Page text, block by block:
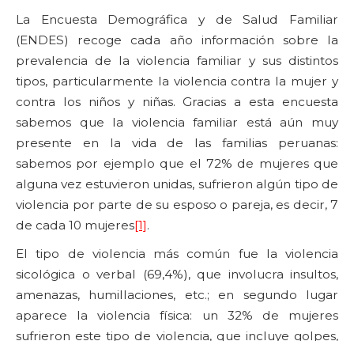
La Encuesta Demográfica y de Salud Familiar
(ENDES) recoge cada año información sobre la
prevalencia de la violencia familiar y sus distintos
tipos, particularmente la violencia contra la mujer y
contra los niños y niñas. Gracias a esta encuesta
sabemos que la violencia familiar está aún muy
presente en la vida de las familias peruanas:
sabemos por ejemplo que el 72% de mujeres que
alguna vez estuvieron unidas, sufrieron algún tipo de
violencia por parte de su esposo o pareja, es decir, 7
de cada 10 mujeres[1].
El tipo de violencia más común fue la violencia
sicológica o verbal (69,4%), que involucra insultos,
amenazas, humillaciones, etc.; en segundo lugar
aparece la violencia física: un 32% de mujeres
sufrieron este tipo de violencia, que incluye golpes,